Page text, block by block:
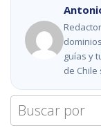
guías y
de
Search
for: